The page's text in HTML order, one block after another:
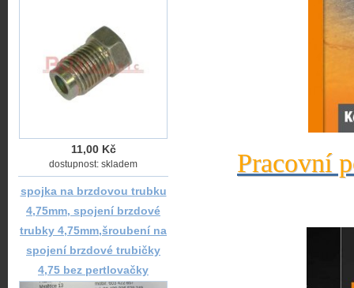
Pracovní
11,00 Kč
dostupnost: skladem
spojka na brzdovou trubku
4,75mm, spojení brzdové
trubky 4,75mm,šroubení na
spojení brzdové trubičky
4,75 bez pertlovačky